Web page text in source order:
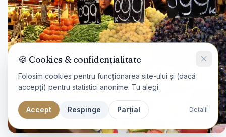
🍪 Cookies & confidențialitate
Folosim cookies pentru funcționarea site-ului și (dacă
accepți) pentru statistici anonime. Tu alegi.
Accept Respinge Parțial Detalii